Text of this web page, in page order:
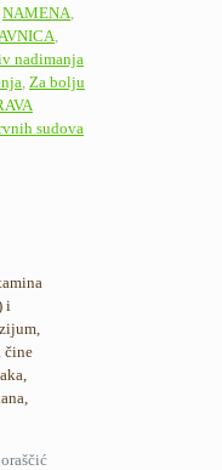
NAMENA
nadimanja
Za bolju
sudova
i
čine